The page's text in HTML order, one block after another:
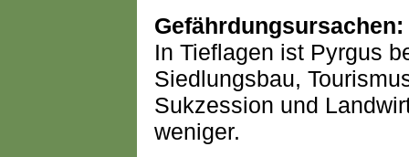
Gefährdungsursachen:
In Tieflagen ist Pyrgus
Siedlungsbau,
Sukzession und
weniger.